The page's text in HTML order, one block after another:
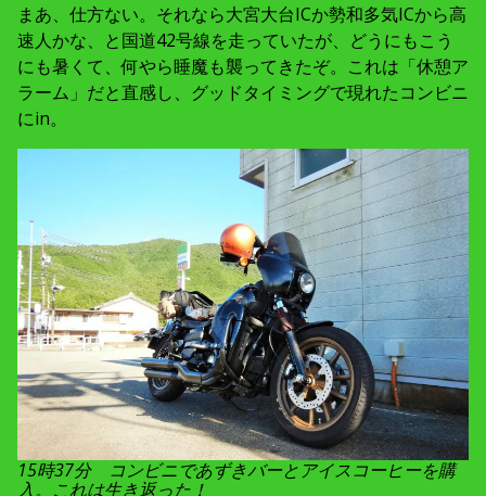
まあ、仕方ない。それなら大宮大台ICか勢和多気ICから高
速人かな、と国道42号線を走っていたが、どうにもこう
にも暑くて、何やら睡魔も襲ってきたぞ。これは「休憩ア
ラーム」だと直感し、グッドタイミングで現れたコンビニ
にin。
15時37分 コンビニであずきバーとアイスコーヒーを購
入。これは生き返った！